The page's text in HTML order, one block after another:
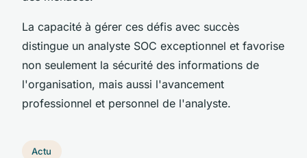
La capacité à gérer ces défis avec succès
distingue un analyste SOC exceptionnel et favorise
non seulement la sécurité des informations de
l'organisation, mais aussi l'avancement
professionnel et personnel de l'analyste.
Actu